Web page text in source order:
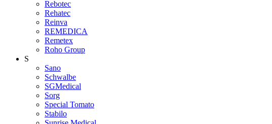
Rebotec
Rehatec
Reinva
REMEDICA
Remetex
Roho Group
S
Sano
Schwalbe
SGMedical
Sorg
Special Tomato
Stabilo